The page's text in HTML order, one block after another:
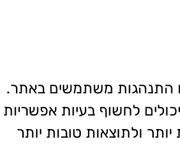
התנהגות משתמשים באתר.
לחשוף בעיות אפשריות
ולתוצאות טובות יותר